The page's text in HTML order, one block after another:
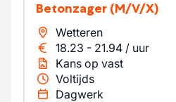
Betonzager (M/V/X)
Wetteren
18.23 - 21.94 / uur
Kans op vast
Voltijds
Dagwerk